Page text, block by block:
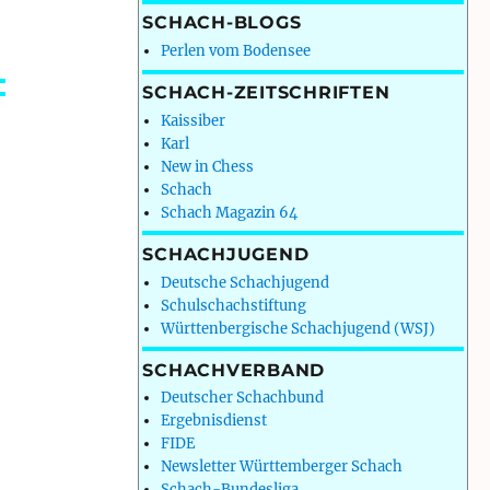
SCHACH-BLOGS
Perlen vom Bodensee
SCHACH-ZEITSCHRIFTEN
Kaissiber
Karl
New in Chess
Schach
Schach Magazin 64
SCHACHJUGEND
Deutsche Schachjugend
Schulschachstiftung
Württenbergische Schachjugend (WSJ)
SCHACHVERBAND
Deutscher Schachbund
Ergebnisdienst
FIDE
Newsletter Württemberger Schach